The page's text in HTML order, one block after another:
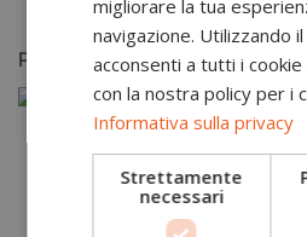
Potrebbero piacerti anche
migliorare la tua
navigazione. Utilizzando
acconsenti a tutti i
con la nostra policy per i
Informativa sulla privacy
Strettamente
necessari